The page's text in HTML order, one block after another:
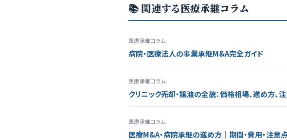
📚 関連する医療承継コラム
医療承継コラム
病院・医療法人の事業承継M&A完全ガイド
医療承継コラム
クリニック売却・譲渡の全貌：価格相場、進め方、
医療承継コラム
医療M&A・病院承継の進め方｜期間・費用・注意点